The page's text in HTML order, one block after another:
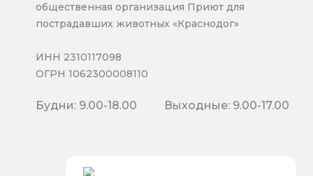
общественная организация Приют для
пострадавших животных «Краснодог»
ИНН 2310117098
ОГРН 1062300008110
Будни: 9.00-18.00 Выходные: 9.00-17.00